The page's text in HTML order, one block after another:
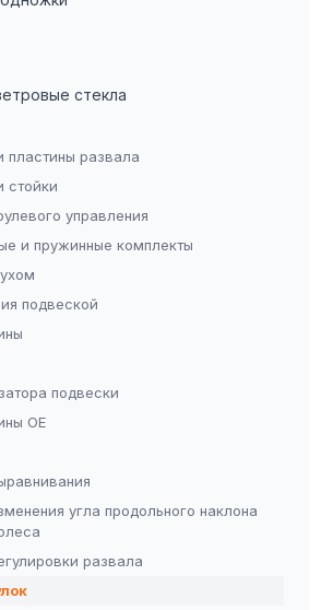
стекла
пластины развала
стойки
управления
и пружинные комплекты
подвеской
подвески
OE
угла продольного наклона
развала